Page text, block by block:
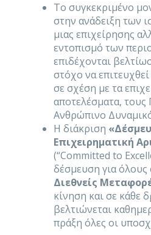
Το συγκεκριμένο
στην ανάδειξη των
μιας επιχείρησης
εντοπισμό των
επιδέχονται
στόχο να
σε σχέση με τα
αποτελέσματα, τους
Ανθρώπινο
Η διάκριση
Επιχειρηματική
(“Committed to
δέσμευση για
Διεθνείς
κίνηση και σε κάθε
βελτιώνεται
πράξη όλες οι